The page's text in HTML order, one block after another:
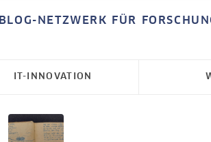
BLOG-NETZWERK FÜR
IT-INNOVATION